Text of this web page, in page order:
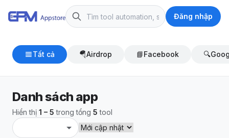
Đăng nhập
Tất cả 🪂Airdrop 📘Facebook 🔍
Danh sách app
Hiển thị 1 – 5 trong tổng 5 tool